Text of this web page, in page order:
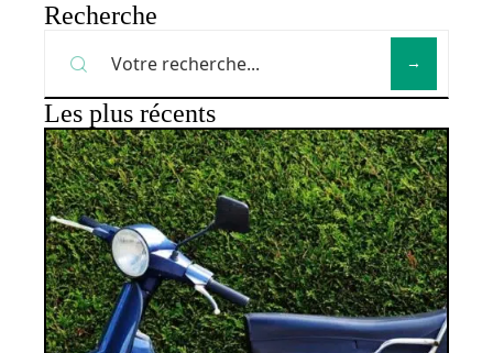
Recherche
Les plus récents